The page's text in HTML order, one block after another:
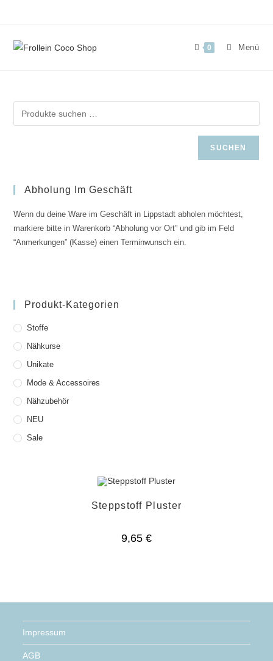
0 Menü
SUCHEN
Abholung Im Geschäft
Wenn du deine Ware im Geschäft in Lippstadt abholen möchtest,
markiere bitte in Warenkorb “Abholung vor Ort” und gib im Feld
“Anmerkungen” (Kasse) einen Terminwunsch ein.
Produkt-Kategorien
Stoffe
Nähkurse
Unikate
Mode & Accessoires
Nähzubehör
NEU
Sale
Steppstoff Pluster
9,65 €
Impressum
AGB